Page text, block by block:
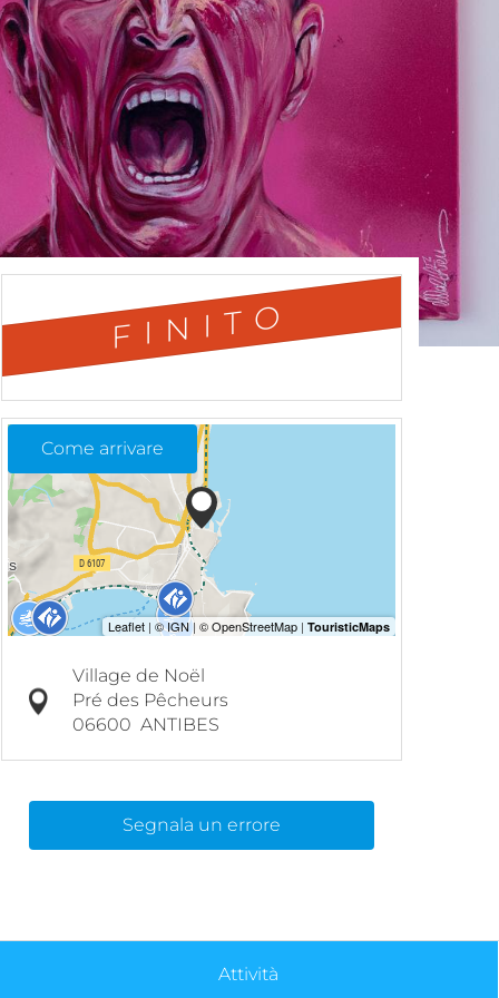
FINITO
Come arrivare
Village de Noël
Pré des Pêcheurs
06600 ANTIBES
Segnala un errore
Attività